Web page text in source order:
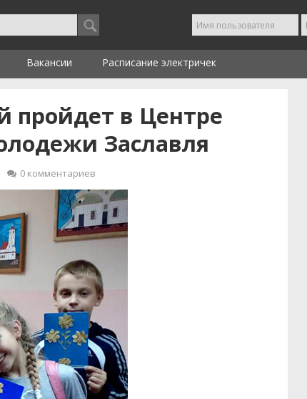
Вакансии Расписание электричек
пройдет в Центре
Заславля
0 комментариев